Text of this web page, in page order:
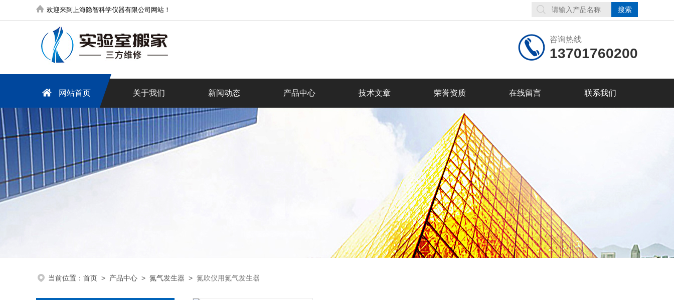
欢迎来到上海隐智科学仪器有限公司网站！
咨询热线
13701760200
网站首页 关于我们 新闻动态 产品中心 技术文章 荣誉资质 在线留言 联系我们
当前位置： 首页 > 产品中心 > 氮气发生器 > 氮吹仪用氮气发生器